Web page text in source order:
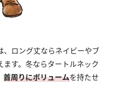
、ロング丈ならネイビーやブ
す。冬ならタートルネック
首周りにボリュームを持たせ